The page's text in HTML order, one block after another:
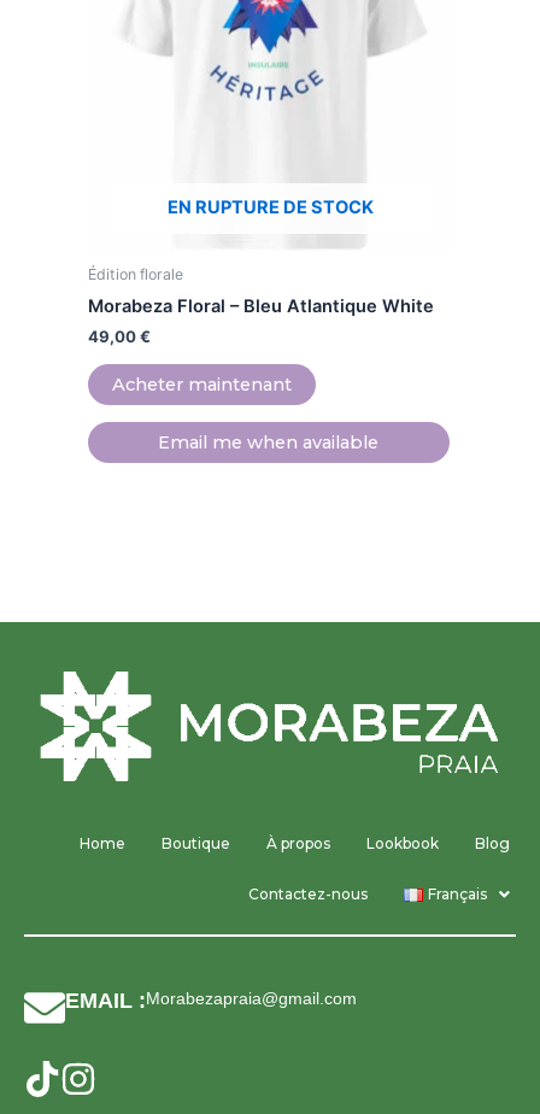
EN RUPTURE DE STOCK
Édition florale
Morabeza Floral – Bleu Atlantique White
49,00€
Acheter maintenant
variations.
options
sur
la
page
produit
Email me when available
Home Boutique À propos Lookbook Blog
Contactez-nous Français
EMAIL :Morabezapraia@gmail.com